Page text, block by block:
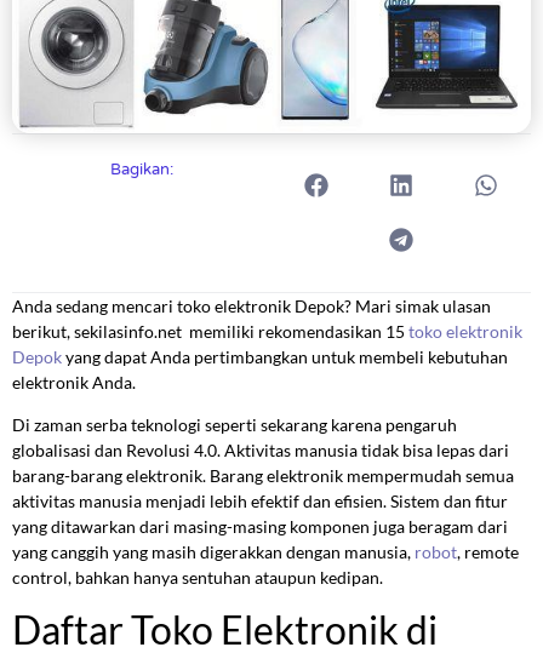
Bagikan:
Anda sedang mencari toko elektronik Depok? Mari simak ulasan
berikut, sekilasinfo.net memiliki rekomendasikan 15 toko elektronik
Depokyang dapat Anda pertimbangkan untuk membeli kebutuhan
elektronik Anda.
Di zaman serba teknologi seperti sekarang karena pengaruh
globalisasi dan Revolusi 4.0. Aktivitas manusia tidak bisa lepas dari
barang-barang elektronik. Barang elektronik mempermudah semua
aktivitas manusia menjadi lebih efektif dan efisien. Sistem dan fitur
yang ditawarkan dari masing-masing komponen juga beragam dari
yang canggih yang masih digerakkan dengan manusia, robot, remote
control, bahkan hanya sentuhan ataupun kedipan.
Daftar Toko Elektronik di